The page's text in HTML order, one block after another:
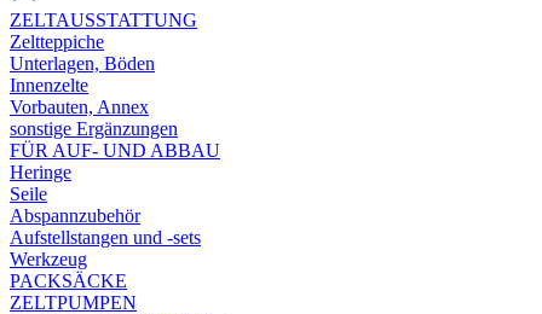
ZELTAUSSTATTUNG
Zeltteppiche
Unterlagen, Böden
Innenzelte
Vorbauten, Annex
sonstige Ergänzungen
FÜR AUF- UND ABBAU
Heringe
Seile
Abspannzubehör
Aufstellstangen und -sets
Werkzeug
PACKSÄCKE
ZELTPUMPEN